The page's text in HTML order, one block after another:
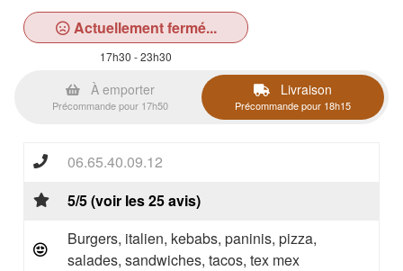
Actuellement fermé...
17h30 - 23h30
À emporter
Précommande pour 17h50
Livraison
Précommande pour 18h15
06.65.40.09.12
5/5 (voir les 25 avis)
Burgers, italien, kebabs, paninis, pizza,
salades, sandwiches, tacos, tex mex